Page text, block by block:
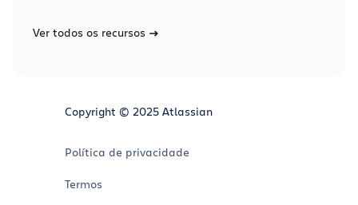
Ver todos os recursos
Copyright © 2025 Atlassian
Política de privacidade
Termos